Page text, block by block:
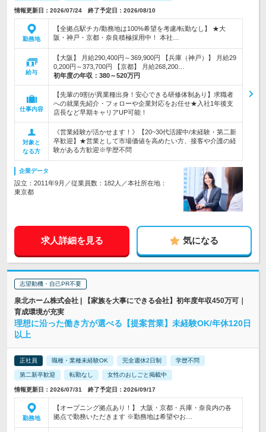
情報更新日：2026/07/24 終了予定日：2026/08/10
勤務地
【全拠点駅チカ/勤務地は100%希望を考慮/転勤なし】 ★大
阪・神戸・京都・奈良積極採用中！ 本社…
給与
【大阪】 月給290,400円～369,900円 【兵庫（神戸）】 月給29
0,200円～373,700円 【京都】 月給268,200…
初年度の年収： 380～520万円
仕事内容
【先輩の9割が異業種出身！安心できる研修体制あり】求職者
への就業先紹介・フォローや企業対応をお任せ★入社1年後支
店長など早期キャリアUP可能！
対象と
なる方
《営業経験が活かせます！》【20~30代活躍中/未経験・第二新
卒歓迎】★営業として市場価値を高めたい方、接客や介護の経
験がある方歓迎※学歴不問
企業データ
設立：2011年9月／従業員数：182人／本社所在地：
東京都
求人詳細を見る 気になる
志望動機・自己PR不要
泉北ホーム株式会社 | 【家族を大事にできる会社】初年度年収450万可｜
育成環境が充実
理想に沿った働き方が選べる【提案営業】未経験OK/年休120日
以上
正社員 職種・業種未経験OK 完全週休2日制 学歴不問
第二新卒歓迎 転勤なし 女性のおしごと掲載中
情報更新日：2026/07/31 終了予定日：2026/09/17
勤務地
【オープニング拠点あり！】 大阪・京都・兵庫・奈良内の各
拠点で勤務いただきます ※勤務地は希望やお…